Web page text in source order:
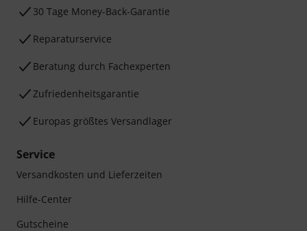
30 Tage Money-Back-Garantie
Reparaturservice
Beratung durch Fachexperten
Zufriedenheitsgarantie
Europas größtes Versandlager
Service
Versandkosten und Lieferzeiten
Hilfe-Center
Gutscheine